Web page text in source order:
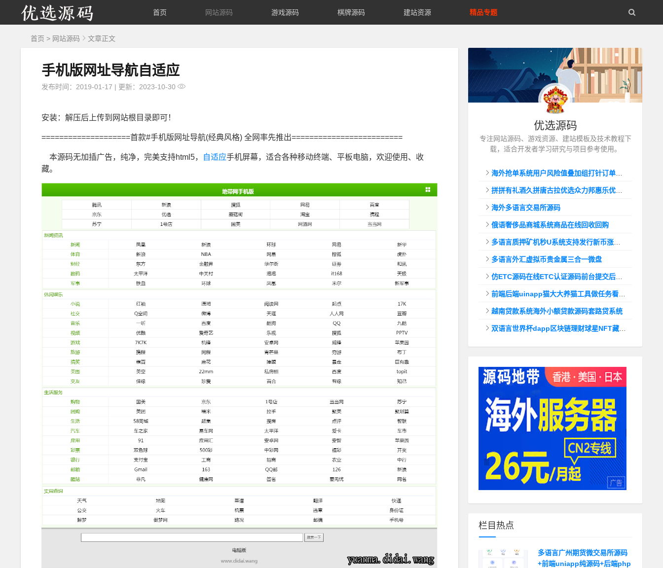
优 首页 网站源码 游戏源码 棋牌源码 建站资源 精品专题
首页 > 网站源码 文章正文
手机版网址导航自适应
发布时间：2019-01-17 | 更新：2023-10-30
安装：解压后上传到网站根目录即可！
====================首款#手机版网址导航(经典风格) 全网率先推出=========================
本源码无加插广告，纯净，完美支持html5， 自适应手机屏幕，适合各种移动终端、平板电脑，欢迎使用、收
藏。
优选源码
专注网站源码、游戏资源、建站模板及技术教程下
载，适合开发者学习研究与项目参考使用。
海外抢单系统用户风险值叠加组打针订单自动匹配系统
拼拼有礼酒久拼唐古拉优选众力邦惠乐优选养猪拼购拼团返利系统
海外多语言交易所源码
俄语奢侈品商城系统商品在线回收回购
多语言质押矿机秒U系统支持发行新币涨幅调控+代理后台
多语言外汇虚拟币贵金属三合一微盘
仿ETC源码在线ETC认证源码前台提交后台查询
前端后端uinapp猫大大养猫工具做任务看广告邀好友即可获得收益猫力合成游戏
越南贷款系统海外小额贷款源码套路贷系统
双语言世界杯dapp区块链理财球星NFT藏品投资带uinapp源码
栏目热点
多语言广州期货微交易所源码
+前端uniapp纯源码+后端php